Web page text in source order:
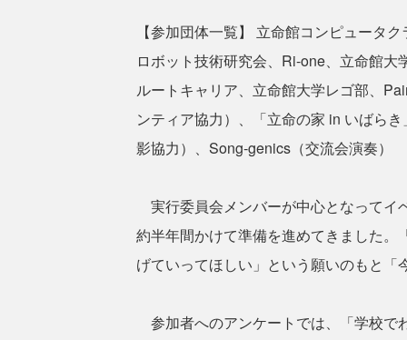
【参加団体一覧】 立命館コンピュータ
ロボット技術研究会、Ri-one、立命館
ルートキャリア、立命館大学レゴ部、
ンティア協力）、「立命の家 in いばら
影協力）、Song-genics（交流会演奏）
実行委員会メンバーが中心となってイ
約半年間かけて準備を進めてきました
げていってほしい」という願いのもと
参加者へのアンケートでは、「学校で